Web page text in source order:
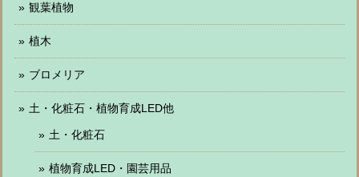
観葉植物
植木
ブロメリア
土・化粧石・植物育成LED他
土・化粧石
植物育成LED・園芸用品